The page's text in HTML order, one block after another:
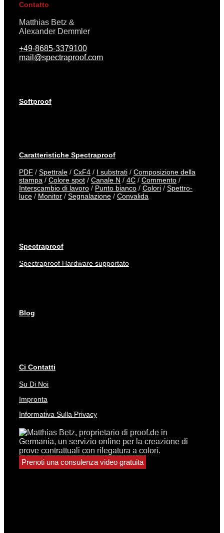
Contatto
Matthias Betz &
Alexander Demmler
+49-8685-3379100
mail@spectraproof.com
Softproof
Caratteristiche Spectraproof
PDF / Spettrale / CxF4 / I substrati / Composizione della
stampa / Colore spot / Canale N / 4C / Commento /
Interscambio di lavoro / Punto bianco / Colori / Spettro-
luce / Monitor / Segnalazione / Convalida
Spectraproof
Spectraproof Hardware supportato
Blog
Ci Contatti
Su Di Noi
Impronta
Informativa Sulla Privacy
Prenoti una consulenza video gratuita